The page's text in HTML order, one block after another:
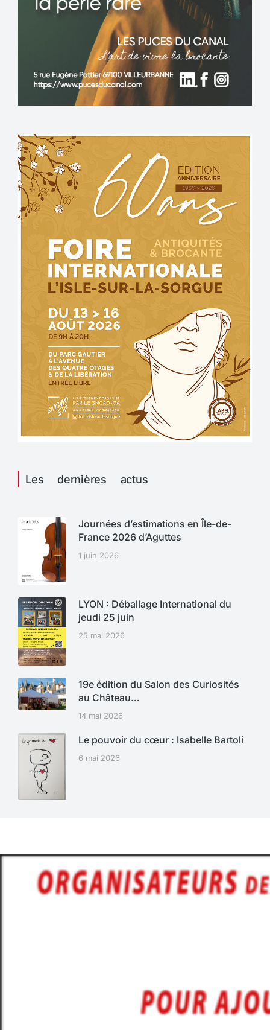
Les dernières actus
Journées d’estimations en Île-de-
France 2026 d’Aguttes
1 juin 2026
LYON : Déballage International du
jeudi 25 juin
25 mai 2026
19e édition du Salon des Curiosités
au Château…
14 mai 2026
Le pouvoir du cœur : Isabelle Bartoli
6 mai 2026